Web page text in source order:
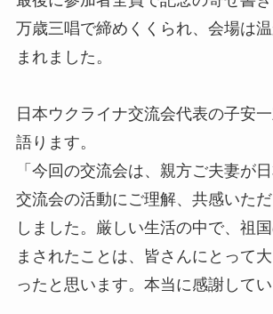
万歳三唱で締めくくられ、会場は
まれました。
日本ウクライナ交流会代表の子安
語ります。
「今回の交流会は、親方ご夫妻が
交流会の活動にご理解、共感いた
しました。厳しい生活の中で、祖
まされたことは、皆さんにとって
ったと思います。本当に感謝してい